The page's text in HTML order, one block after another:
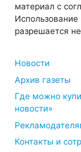
материал с
Использование
разрешается
Новости
Архив газеты
Где можно
новости»
Контакты и